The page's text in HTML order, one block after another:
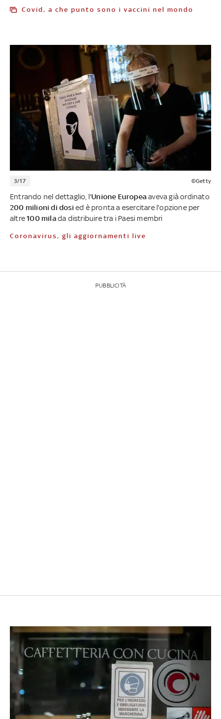
Covid, a che punto sono i vaccini nel mondo
3/17 ©Getty
Entrando nel dettaglio, l'Unione Europeaaveva già ordinato
200 milioni di dosi ed è pronta a esercitare l'opzione per
altre100 milada distribuire tra i Paesi membri
Coronavirus, gli aggiornamenti live
PUBBLICITÀ